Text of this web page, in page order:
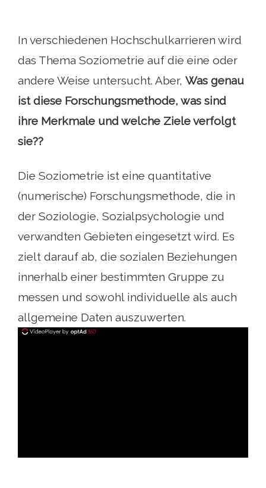
In verschiedenen Hochschulkarrieren wird
das Thema Soziometrie auf die eine oder
andere Weise untersucht. Aber, Was genau
ist diese Forschungsmethode, was sind
ihre Merkmale und welche Ziele verfolgt
sie??
Die Soziometrie ist eine quantitative
(numerische) Forschungsmethode, die in
der Soziologie, Sozialpsychologie und
verwandten Gebieten eingesetzt wird. Es
zielt darauf ab, die sozialen Beziehungen
innerhalb einer bestimmten Gruppe zu
messen und sowohl individuelle als auch
allgemeine Daten auszuwerten.